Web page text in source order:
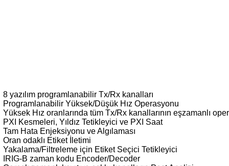
8 yazılım programlanabilir Tx/Rx kanalları
Programlanabilir Yüksek/Düşük Hız Operasyonu
Yüksek Hız oranlarında tüm Tx/Rx kanallarının eşzamanlı
PXI Kesmeleri, Yıldız Tetikleyici ve PXI Saat
Tam Hata Enjeksiyonu ve Algılaması
Oran odaklı Etiket İletimi
Yakalama/Filtreleme için Etiket Seçici Tetikleyici
IRIG-B zaman kodu Encoder/Decoder